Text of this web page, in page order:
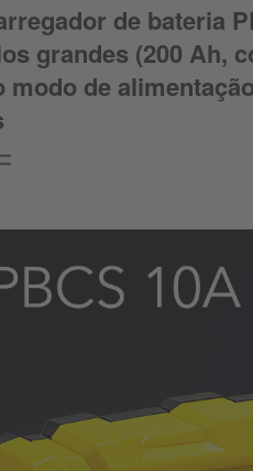
de bateria
grandes (200 Ah,
modo de